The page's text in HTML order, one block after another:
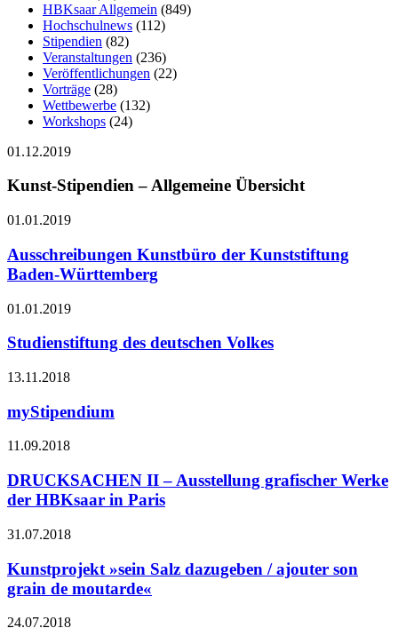
HBKsaar Allgemein (849)
Hochschulnews (112)
Stipendien (82)
Veranstaltungen (236)
Veröffentlichungen (22)
Vorträge (28)
Wettbewerbe (132)
Workshops (24)
01.12.2019
Kunst-Stipendien – Allgemeine Übersicht
01.01.2019
Ausschreibungen Kunstbüro der Kunststiftung
Baden-Württemberg
01.01.2019
Studienstiftung des deutschen Volkes
13.11.2018
myStipendium
11.09.2018
DRUCKSACHEN II – Ausstellung grafischer Werke
der HBKsaar in Paris
31.07.2018
Kunstprojekt »sein Salz dazugeben / ajouter son
grain de moutarde«
24.07.2018